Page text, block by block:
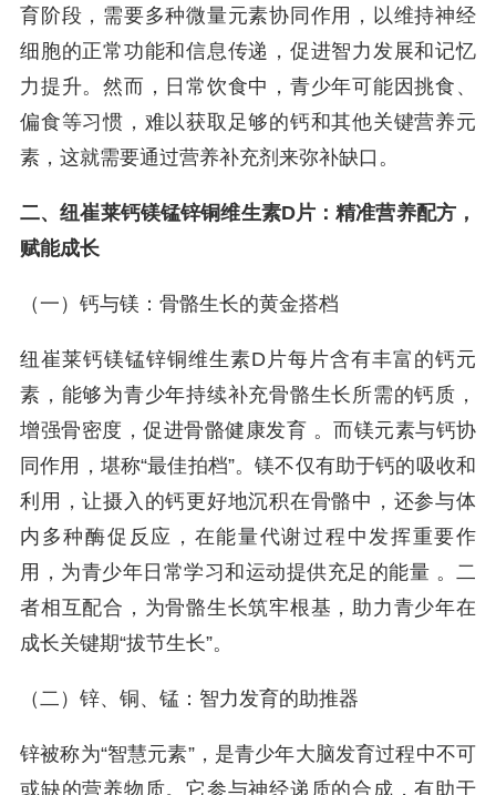
育阶段，需要多种微量元素协同作用，以维持神经
细胞的正常功能和信息传递，促进智力发展和记忆
力提升。然而，日常饮食中，青少年可能因挑食、
偏食等习惯，难以获取足够的钙和其他关键营养元
素，这就需要通过营养补充剂来弥补缺口。
二、纽崔莱钙镁锰锌铜维生素D片：精准营养配方，
赋能成长
（一）钙与镁：骨骼生长的黄金搭档
纽崔莱钙镁锰锌铜维生素D片每片含有丰富的钙元
素，能够为青少年持续补充骨骼生长所需的钙质，
增强骨密度，促进骨骼健康发育 。而镁元素与钙协
同作用，堪称“最佳拍档”。镁不仅有助于钙的吸收和
利用，让摄入的钙更好地沉积在骨骼中，还参与体
内多种酶促反应，在能量代谢过程中发挥重要作
用，为青少年日常学习和运动提供充足的能量 。二
者相互配合，为骨骼生长筑牢根基，助力青少年在
成长关键期“拔节生长”。
（二）锌、铜、锰：智力发育的助推器
锌被称为“智慧元素”，是青少年大脑发育过程中不可
或缺的营养物质。它参与神经递质的合成，有助于